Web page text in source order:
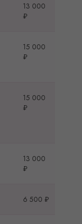
13 000
₽
15 000
₽
15 000
₽
13 000
₽
6 500 ₽